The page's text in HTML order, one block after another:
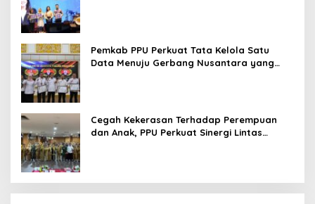
Pemkab PPU Perkuat Tata Kelola Satu
Data Menuju Gerbang Nusantara yang
Cegah Kekerasan Terhadap Perempuan
dan Anak, PPU Perkuat Sinergi Lintas